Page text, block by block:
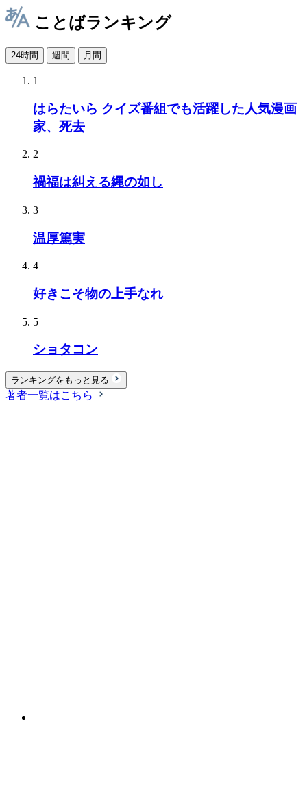
ことばランキング
24時間 週間 月間
1
はらたいら クイズ番組でも活躍した人気漫画
家、死去
2
禍福は糾える縄の如し
3
温厚篤実
4
好きこそ物の上手なれ
5
ショタコン
ランキングをもっと見る
著者一覧はこちら